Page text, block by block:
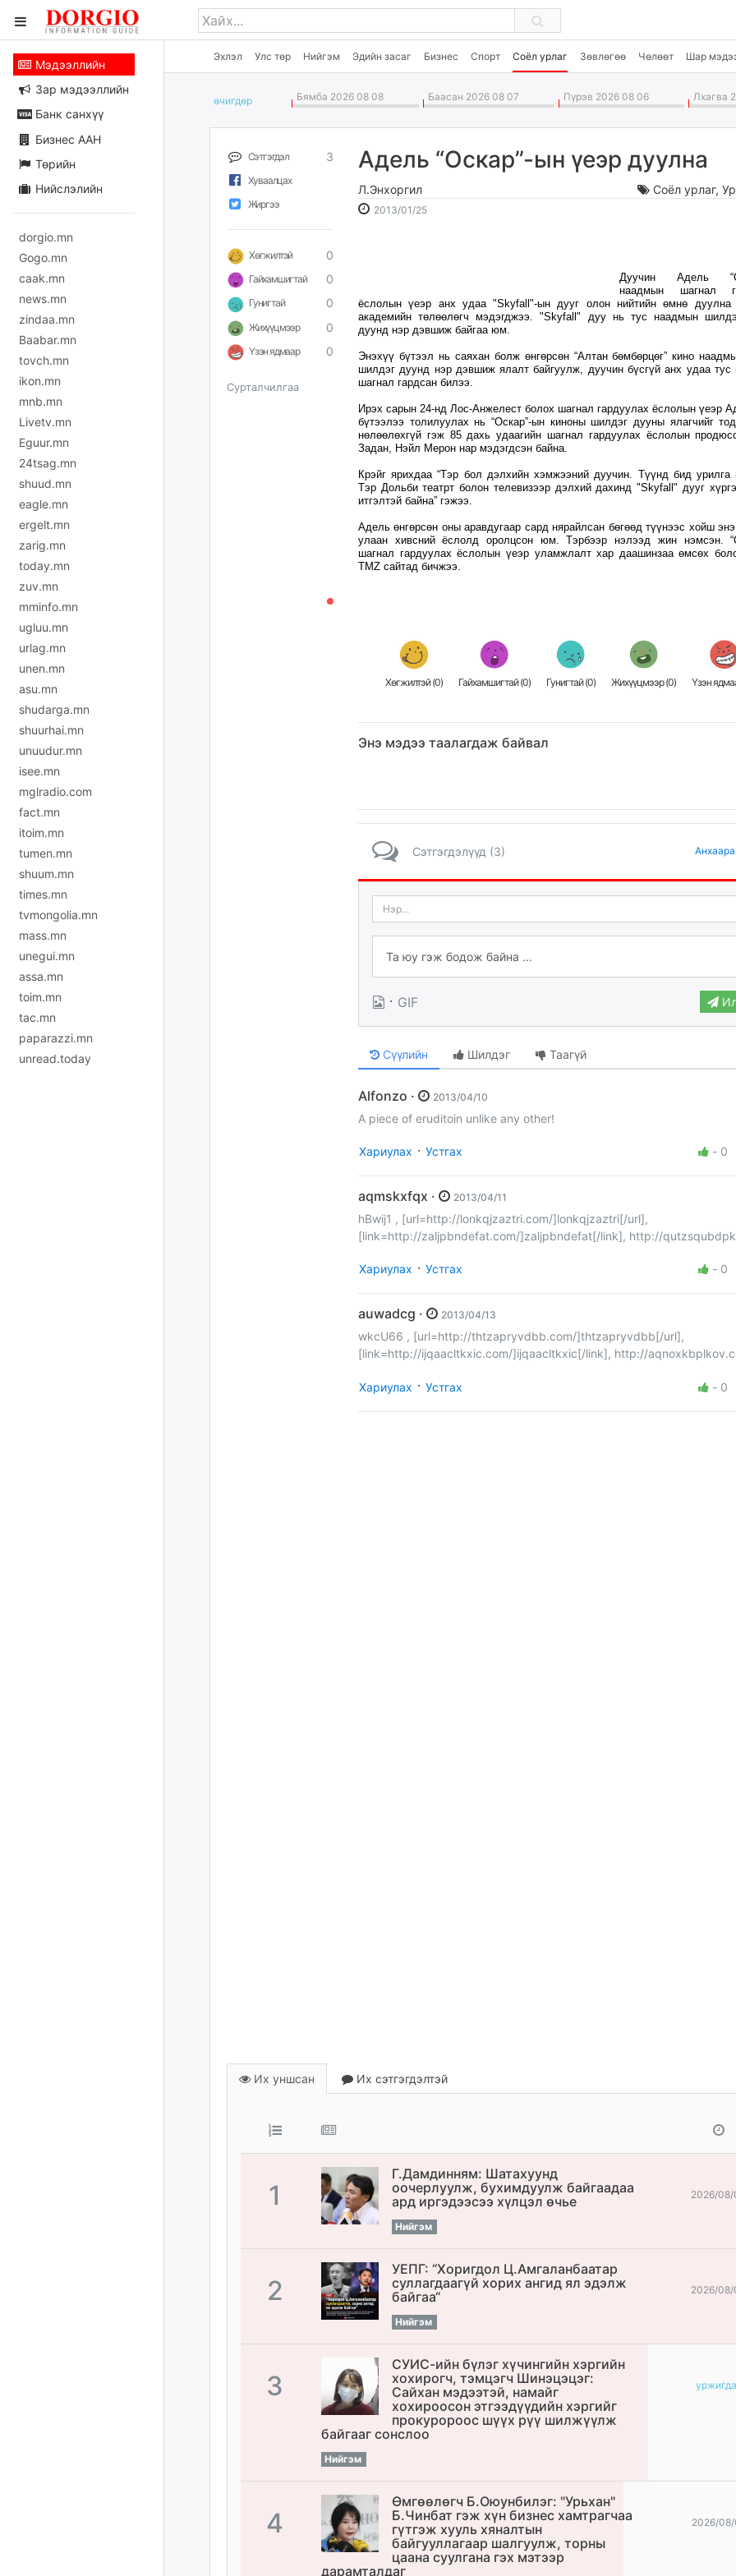
Эхлэл Улс төр Нийгэм Эдийн засаг Бизнес Спорт Соёл урлаг Зөвлөгөө Чөлөөт Шар
Мэдээллийн
Зар мэдээллийн
Банк санхүү
Бизнес ААН
Төрийн
Нийслэлийн
dorgio.mn
Gogo.mn
caak.mn
news.mn
zindaa.mn
Baabar.mn
tovch.mn
ikon.mn
mnb.mn
Livetv.mn
Eguur.mn
24tsag.mn
shuud.mn
eagle.mn
ergelt.mn
zarig.mn
today.mn
zuv.mn
mminfo.mn
ugluu.mn
urlag.mn
unen.mn
asu.mn
shudarga.mn
shuurhai.mn
unuudur.mn
isee.mn
mglradio.com
fact.mn
itoim.mn
tumen.mn
shuum.mn
times.mn
tvmongolia.mn
mass.mn
unegui.mn
assa.mn
toim.mn
tac.mn
paparazzi.mn
unread.today
өчигдѳр Бямба 2026 08 08 Баасан 2026 08 07 Пүрэв 2026 08 06 Лхагва
Сэтгэгдэл 3
Хуваалцах
Жиргээ
Хөгжилтэй 0
Гайхамшигтай 0
Гунигтай 0
Жихүүцмээр 0
Үзэн ядмаар 0
Сурталчилгаа
Адель “Оскар”-ын үеэр дуулна
Л.Энхоргил Соёл урлаг,
2013/01/252013-
2026-
Дуучин Адель
наадмын шагнал
ёслолын үеэр анх удаа "Skyfall"-ын дууг олон нийтийн өмнө дуулна
академийн төлөөлөгч мэдэгджээ. "Skyfall" дуу нь тус наадмын
дуунд нэр дэвшиж байгаа юм.
Энэхүү бүтээл нь саяхан болж өнгөрсөн “Алтан бөмбөрцөг” кино
шилдэг дуунд нэр дэвшиж ялалт байгуулж, дуучин бүсгүй анх удаа тус
шагнал гардсан билээ.
Ирэх сарын 24-нд Лос-Анжелест болох шагнал гардуулах ёслолын үеэр
бүтээлээ толилуулах нь “Оскар”-ын киноны шилдэг дууны ялагчийг
нөлөөлөхгүй гэж 85 дахь удаагийн шагнал гардуулах ёслолын
Задан, Нэйл Мерон нар мэдэгдсэн байна.
Крэйг ярихдаа “Тэр бол дэлхийн хэмжээний дуучин. Түүнд бид урилга
Тэр Дольби театрт болон телевизээр дэлхий дахинд "Skyfall" дууг
итгэлтэй байна” гэжээ.
Адель өнгөрсөн оны аравдугаар сард нярайлсан бөгөөд түүнээс хойш
улаан хивсний ёслолд оролцсон юм. Тэрбээр нэлээд жин нэмсэн.
шагнал гардуулах ёслолын үеэр уламжлалт хар даашинзаа өмсөх
TMZ сайтад бичжээ.
Хөгжилтэй (0) Гайхамшигтай (0) Гунигтай (0) Жихүүцмээр (0) Үзэн
Энэ мэдээ таалагдаж байвал
Сэтгэгдэлүүд (3)
· GIF
Сүүлийн Шилдэг Таагүй
Alfonzo · 2013/04/10
A piece of eruditoin unlike any other!
Хариулах · Устгах - 0
aqmskxfqx · 2013/04/11
hBwij1 , [url=http://lonkqjzaztri.com/]lonkqjzaztri[/url],
[link=http://zaljpbndefat.com/]zaljpbndefat[/link], http://
Хариулах · Устгах - 0
auwadcg · 2013/04/13
wkcU66 , [url=http://thtzapryvdbb.com/]thtzapryvdbb[/url],
[link=http://ijqaacltkxic.com/]ijqaacltkxic[/link], http://
Хариулах · Устгах - 0
Их уншсан Их сэтгэгдэлтэй
1
Г.Дамдинням: Шатахуунд
оочерлуулж, бухимдуулж байгаадаа
ард иргэдээсээ хүлцэл өчье
Нийгэм
2026/08/
2
УЕПГ: “Хоригдол Ц.Амгаланбаатар
cуллагдаагүй хорих ангид ял эдэлж
байгаа“
Нийгэм
2026/08/
3
СУИС-ийн бүлэг хүчингийн хэргийн
хохирогч, тэмцэгч Шинэцэцэг:
Сайхан мэдээтэй, намайг
хохироосон этгээдүүдийн хэргийг
прокуророос шүүх рүү шилжүүлж
байгааг сонслоо
Нийгэм
4
Өмгөөлөгч Б.Оюунбилэг: "Урьхан"
Б.Чинбат гэж хүн бизнес хамтрагчаа
гүтгэж хууль хяналтын
байгууллагаар шалгуулж, торны
цаана суулгана гэх мэтээр
дарамталдаг
2026/